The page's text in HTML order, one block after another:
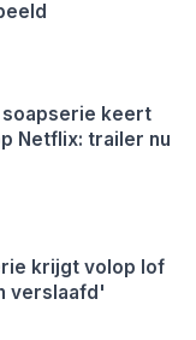
keert
Netflix: trailer nu
krijgt volop lof
verslaafd'